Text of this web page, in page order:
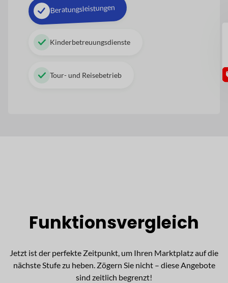
Beratungsleistungen
Kinderbetreuungsdienste
Tour- und Reisebetrieb
Funktionsvergleich
Jetzt ist der perfekte Zeitpunkt, um Ihren Marktplatz auf die
nächste Stufe zu heben. Zögern Sie nicht – diese Angebote
sind zeitlich begrenzt!